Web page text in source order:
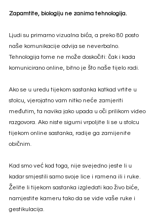
Zapamtite, biologiju ne zanima tehnologija.
Ljudi su primarno vizualna bića, a preko 80 posto
naše komunikacije odvija se neverbalno.
Tehnologija tome ne može doskočiti: čak i kada
komunicirano online, bitno je što naše tijelo radi.
Ako se u uredu tijekom sastanka katkad vrtite u
stolcu, vjerojatno vam nitko neće zamjeriti
međutim, ta navika jako upada u oči prilikom video
razgovora. Ako niste sigurni vrpoljite li se u stolcu
tijekom online sastanka, radije ga zamijenite
običnim.
Kad smo već kod toga, nije svejedno jeste li u
kadar smjestili samo svoje lice i ramena ili i ruke.
Želite li tijekom sastanka izgledati kao živo biće,
namjestite kameru tako da se vide vaše ruke i
gestikulacija.